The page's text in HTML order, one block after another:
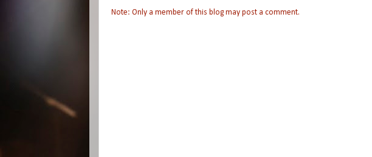
Note: Only a member of this blog may post a comment.